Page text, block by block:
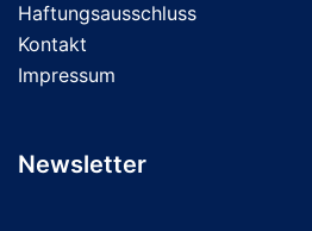
Haftungsausschluss
Kontakt
Impressum
Newsletter